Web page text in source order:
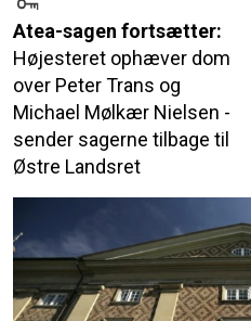
Atea-sagen fortsætter:
Højesteret ophæver dom
over Peter Trans og
Michael Mølkær Nielsen -
sender sagerne tilbage til
Østre Landsret